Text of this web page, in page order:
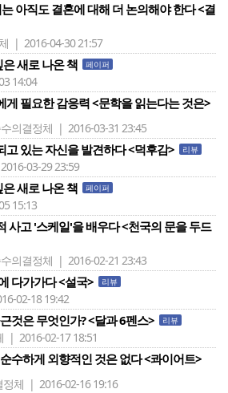
아직도 결혼에 대해 더 논의해야 한다 <결
| 2016-04-30 21:57
새로 나온 책 페이퍼
14:04
게 필요한 감응력 <문학을 읽는다는 것은>
의결정체 | 2016-03-31 23:45
고 있는 자신을 발견하다 <덕후감> 리뷰
03-29 23:59
새로 나온 책 페이퍼
15:13
사고 '스케일'을 배우다 <천국의 문을 두드
의결정체 | 2016-02-21 23:43
다가가다 <설국> 리뷰
02-18 19:42
것은 무엇인가? <달과 6펜스> 리뷰
| 2016-02-17 18:51
수하게 외향적인 것은 없다 <콰이어트>
정체 | 2016-02-16 19:16